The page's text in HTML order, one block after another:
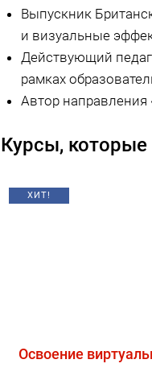
Выпускник
и визуальные
Действующий
рамках
Автор направления
Курсы, которые
ХИТ!
Освоение